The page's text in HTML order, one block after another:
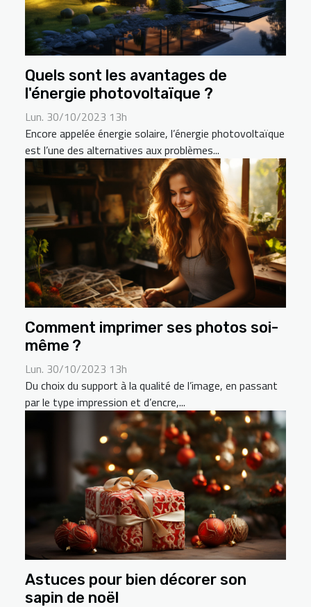
Quels sont les avantages de
l'énergie photovoltaïque ?
Lun. 30/10/2023 13h
Encore appelée énergie solaire, l’énergie photovoltaïque
est l’une des alternatives aux problèmes...
Comment imprimer ses photos soi-
même ?
Lun. 30/10/2023 13h
Du choix du support à la qualité de l’image, en passant
par le type impression et d’encre,...
Astuces pour bien décorer son
sapin de noël